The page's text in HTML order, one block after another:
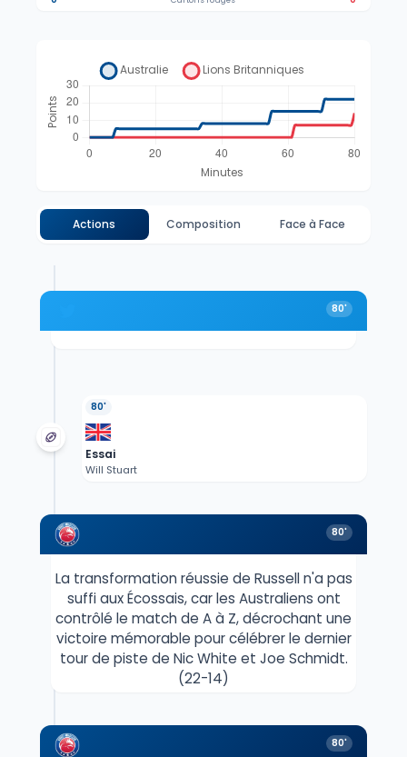
Actions Composition Face à Face
80'
80'
Essai
Will Stuart
80'
La transformation réussie de Russell n'a pas
suffi aux Écossais, car les Australiens ont
contrôlé le match de A à Z, décrochant une
victoire mémorable pour célébrer le dernier
tour de piste de Nic White et Joe Schmidt.
(22-14)
80'